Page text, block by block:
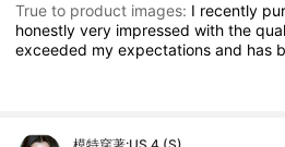
True to product images: I recently
honestlyvery impressedwiththe
exceeded myexpectationsand has